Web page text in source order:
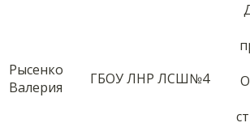
Рысенко
Валерия
ГБОУ ЛНР ЛСШ№4